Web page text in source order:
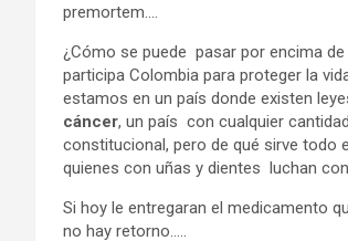
premortem….
¿Cómo se puede pasar por encima
participa Colombia para proteger la
estamos en un país donde existen
cáncer, un país con cualquier
constitucional, pero de qué sirve todo
quienes con uñas y dientes luchan
Si hoy le entregaran el medicamento
no hay retorno…..